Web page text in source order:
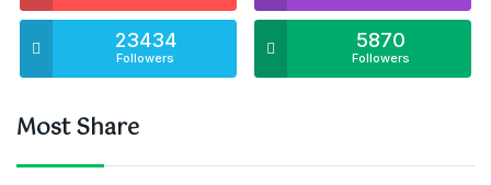
23434
Followers
5870
Followers
Most Share